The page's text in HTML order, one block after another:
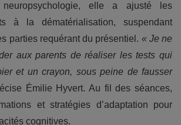
elle a ajusté les
à la dématérialisation, suspendant
parties requérant du présentiel. « Je ne
aux parents de réaliser les tests qui
et un crayon, sous peine de fausser
Émilie Hyvert. Au fil des séances,
et stratégies d’adaptation pour
cognitives.